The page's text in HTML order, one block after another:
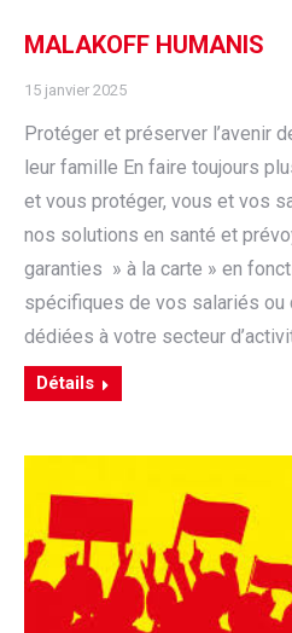
MALAKOFF HUMANIS
15 janvier 2025
Protéger et préserver l’avenir
leur famille En faire toujours
et vous protéger, vous et vos
nos solutions en santé et
garanties » à la carte » en
spécifiques de vos salariés ou
dédiées à votre secteur
Détails